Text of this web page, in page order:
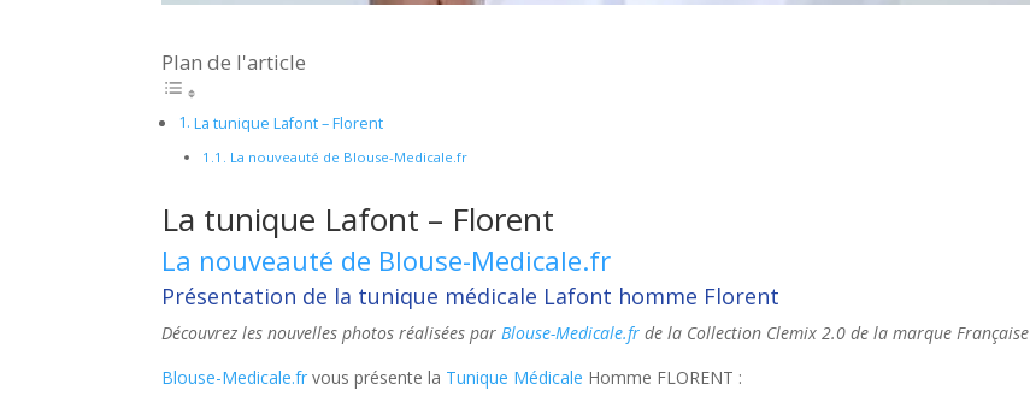
Plan de l'article
La tunique Lafont – Florent
La nouveauté de Blouse-Medicale.fr
La tunique Lafont – Florent
La nouveauté de Blouse-Medicale.fr
Présentation de la tunique médicale Lafont homme Florent
Découvrez les nouvelles photos réalisées par Blouse-Medicale.fr de la Collection Clemix 2.0 de la marque Française
Blouse-Medicale.fr vous présente la Tunique Médicale Homme FLORENT :